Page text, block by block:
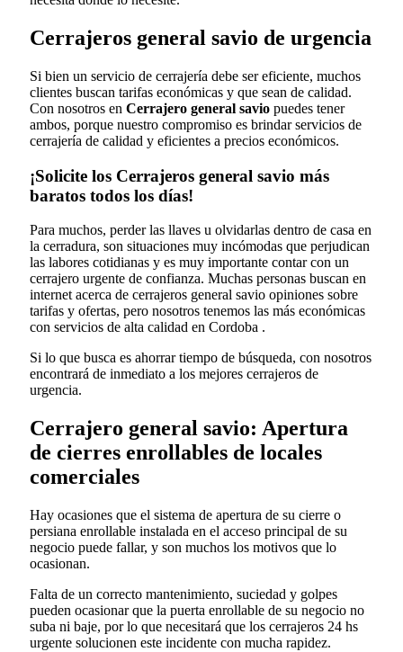
Cerrajeros general savio de urgencia
Si bien un servicio de cerrajería debe ser eficiente, muchos
clientes buscan tarifas económicas y que sean de calidad.
Con nosotros en Cerrajero general savio puedes tener
ambos, porque nuestro compromiso es brindar servicios de
cerrajería de calidad y eficientes a precios económicos.
¡Solicite los Cerrajeros general savio más
baratos todos los días!
Para muchos, perder las llaves u olvidarlas dentro de casa en
la cerradura, son situaciones muy incómodas que perjudican
las labores cotidianas y es muy importante contar con un
cerrajero urgente de confianza. Muchas personas buscan en
internet acerca de cerrajeros general savio opiniones sobre
tarifas y ofertas, pero nosotros tenemos las más económicas
con servicios de alta calidad en Cordoba .
Si lo que busca es ahorrar tiempo de búsqueda, con nosotros
encontrará de inmediato a los mejores cerrajeros de
urgencia.
Cerrajero general savio: Apertura
de cierres enrollables de locales
comerciales
Hay ocasiones que el sistema de apertura de su cierre o
persiana enrollable instalada en el acceso principal de su
negocio puede fallar, y son muchos los motivos que lo
ocasionan.
Falta de un correcto mantenimiento, suciedad y golpes
pueden ocasionar que la puerta enrollable de su negocio no
suba ni baje, por lo que necesitará que los cerrajeros 24 hs
urgente solucionen este incidente con mucha rapidez.